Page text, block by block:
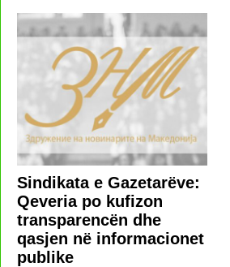
Sindikata e Gazetarëve:
Qeveria po kufizon
transparencën dhe
qasjen në informacionet
publike